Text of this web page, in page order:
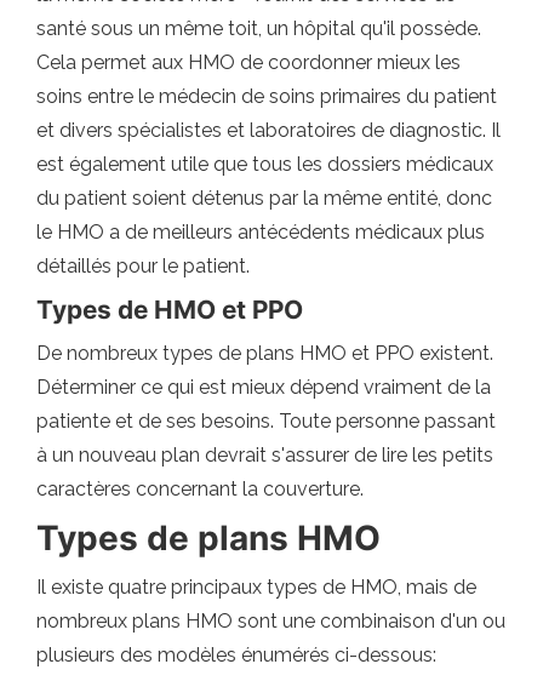
santé sous un même toit, un hôpital qu'il possède.
Cela permet aux HMO de coordonner mieux les
soins entre le médecin de soins primaires du patient
et divers spécialistes et laboratoires de diagnostic. Il
est également utile que tous les dossiers médicaux
du patient soient détenus par la même entité, donc
le HMO a de meilleurs antécédents médicaux plus
détaillés pour le patient.
Types de HMO et PPO
De nombreux types de plans HMO et PPO existent.
Déterminer ce qui est mieux dépend vraiment de la
patiente et de ses besoins. Toute personne passant
à un nouveau plan devrait s'assurer de lire les petits
caractères concernant la couverture.
Types de plans HMO
Il existe quatre principaux types de HMO, mais de
nombreux plans HMO sont une combinaison d'un ou
plusieurs des modèles énumérés ci-dessous: